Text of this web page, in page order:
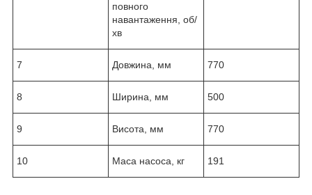
повного
навантаження, об/
хв
7 Довжина, мм 770
8 Ширина, мм 500
9 Висота, мм 770
10 Маса насоса, кг 191